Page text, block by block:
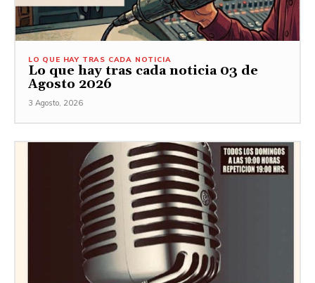
LO QUE HAY TRAS CADA NOTICIA
Lo que hay tras cada noticia 03 de
Agosto 2026
3 Agosto, 2026